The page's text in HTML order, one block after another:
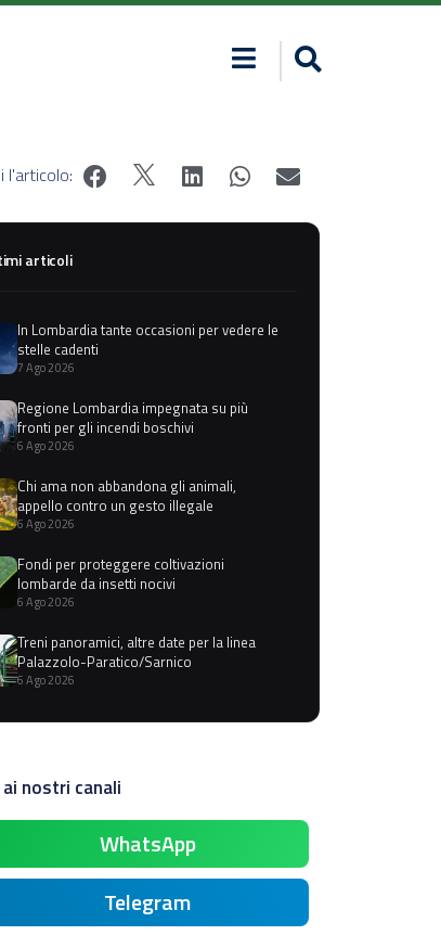
l'articolo:
articoli
In Lombardia tante occasioni per vedere le
stelle cadenti
7 Ago 2026
Regione Lombardia impegnata su più
fronti per gli incendi boschivi
6 Ago 2026
Chi ama non abbandona gli animali,
appello contro un gesto illegale
6 Ago 2026
Fondi per proteggere coltivazioni
lombarde da insetti nocivi
6 Ago 2026
Treni panoramici, altre date per la linea
Palazzolo-Paratico/Sarnico
6 Ago 2026
nostri canali
WhatsApp
Telegram